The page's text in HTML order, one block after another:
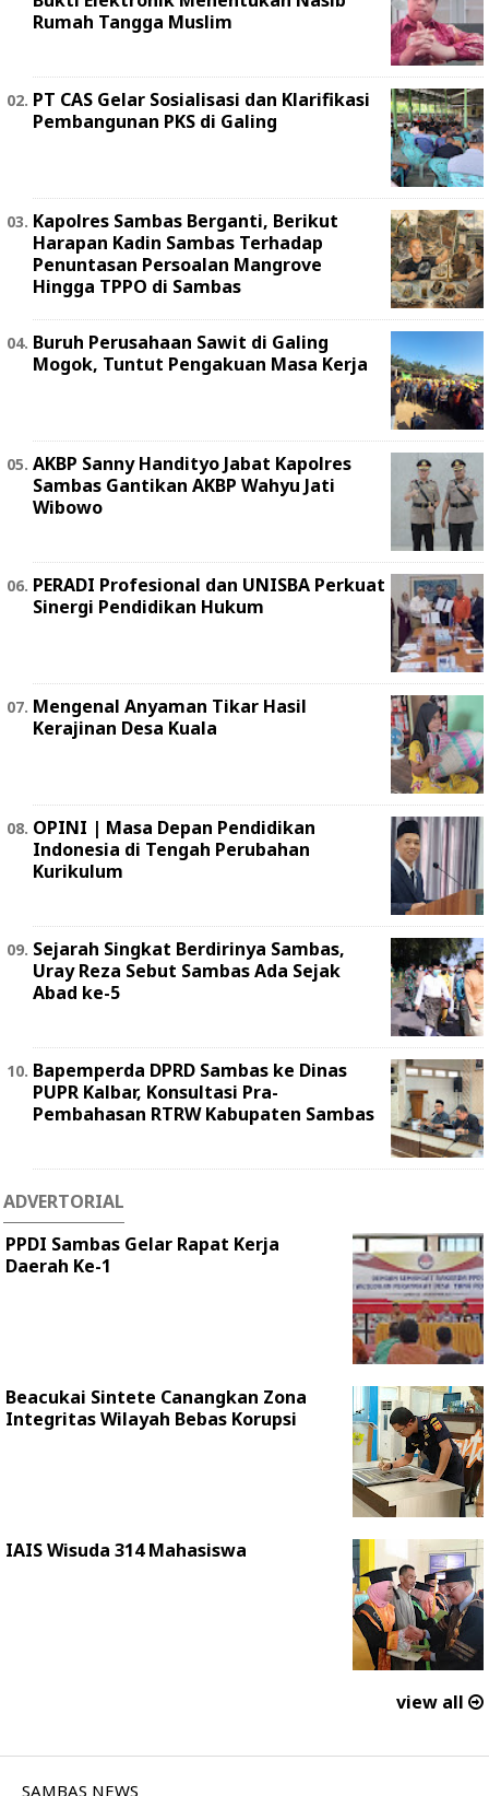
Rumah Tangga Muslim
PT CAS Gelar Sosialisasi dan Klarifikasi
Pembangunan PKS di Galing
Kapolres Sambas Berganti, Berikut
Harapan Kadin Sambas Terhadap
Penuntasan Persoalan Mangrove
Hingga TPPO di Sambas
Buruh Perusahaan Sawit di Galing
Mogok, Tuntut Pengakuan Masa Kerja
AKBP Sanny Handityo Jabat Kapolres
Sambas Gantikan AKBP Wahyu Jati
Wibowo
PERADI Profesional dan UNISBA Perkuat
Sinergi Pendidikan Hukum
Mengenal Anyaman Tikar Hasil
Kerajinan Desa Kuala
OPINI | Masa Depan Pendidikan
Indonesia di Tengah Perubahan
Kurikulum
Sejarah Singkat Berdirinya Sambas,
Uray Reza Sebut Sambas Ada Sejak
Abad ke-5
Bapemperda DPRD Sambas ke Dinas
PUPR Kalbar, Konsultasi Pra-
Pembahasan RTRW Kabupaten Sambas
ADVERTORIAL
PPDI Sambas Gelar Rapat Kerja
Daerah Ke-1
Beacukai Sintete Canangkan Zona
Integritas Wilayah Bebas Korupsi
IAIS Wisuda 314 Mahasiswa
view all
SAMBAS NEWS